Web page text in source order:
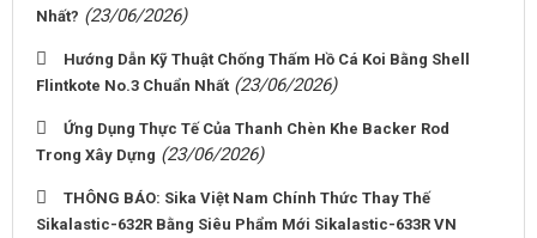
Nhất? (23/06/2026)
Hướng Dẫn Kỹ Thuật Chống Thấm Hồ Cá Koi Bằng Shell
Flintkote No.3 Chuẩn Nhất (23/06/2026)
Ứng Dụng Thực Tế Của Thanh Chèn Khe Backer Rod
Trong Xây Dựng (23/06/2026)
THÔNG BÁO: Sika Việt Nam Chính Thức Thay Thế
Sikalastic-632R Bằng Siêu Phẩm Mới Sikalastic-633R VN